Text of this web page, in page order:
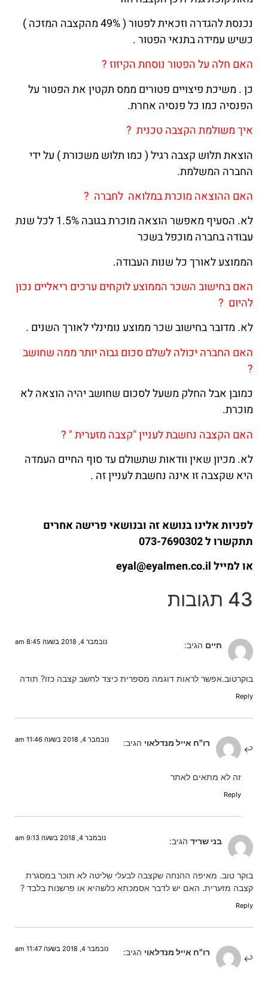
נכנסת להגדרה וזכאית לפטור ( 49% מהקצבה המזכה )
כשיש עמידה בתנאי הפטור .
האם חלה על הפטור נוסחת הקיזוז ?
כן . משיכת פיצויים פטורים ממס תקטין את הפטור על
הפנסיה כמו כל פנסיה אחרת.
איך משולמת הקצבה טכנית ?
הוצאת תלוש קצבה רגיל ( כמו תלוש משכורת ) על ידי
החברה המשלמת.
האם ההוצאה מוכרת במלואה לחברה ?
לא. הסעיף מאפשר הוצאה מוכרת בגובה 1.5% לכל שנת
עבודה בחברה מוכפל בשכר
הממוצע לאורך כל שנות העבודה.
האם בחישוב השכר הממוצע לוקחים ערכים ריאליים נכון
להיום ?
לא. מדובר בחישוב שכר ממוצע נומינלי לאורך השנים .
האם החברה יכולה לשלם סכום גבוה יותר ממה שחושב
?
כמובן אבל החלק משעל לסכום שחושב יהיה הוצאה לא
מוכרת.
האם הקצבה נחשבת לעניין "קצבה מזערית " ?
לא. מכיון שאין וודאות שתשולם עד סוף החיים העמדה
היא שקצבה זו אינה נחשבת לעניין זה .
לפניות אלינו בנושא זה ובנושאי פרישה אחרים
תתקשרו ל 073-7690302
או למייל eyal@eyalmen.co.il
43 תגובות
חיים הגיב: נובמבר 4, 2018 בשעה 8:45 am
בוקרטוב.אפשר לראות דוגמה מספרית כיצד לחשב קצבה כזו? תודה
Reply
רו"ח אייל מנדלאוי הגיב: נובמבר 4, 2018 בשעה 11:46 am
זה לא מתאים לאתר
Reply
בני שריד הגיב: נובמבר 4, 2018 בשעה 9:13 am
בוקר טוב. מאיפה ההנחה שקצבה לבעלי שליטה לא תוכר במסגרת
קצבה מזערית. האם יש לדבר אסמכתא כלשהיא או פרשנות בלבד ?
Reply
רו"ח אייל מנדלאוי הגיב: נובמבר 4, 2018 בשעה 11:47 am